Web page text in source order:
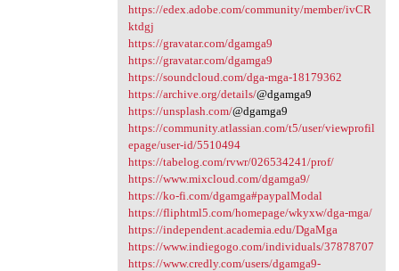
https://edex.adobe.com/community/member/ivCR
ktdgj
https://gravatar.com/dgamga9
https://gravatar.com/dgamga9
https://soundcloud.com/dga-mga-18179362
https://archive.org/details/@dgamga9
https://unsplash.com/@dgamga9
https://community.atlassian.com/t5/user/viewprofil
epage/user-id/5510494
https://tabelog.com/rvwr/026534241/prof/
https://www.mixcloud.com/dgamga9/
https://ko-fi.com/dgamga#paypalModal
https://fliphtml5.com/homepage/wkyxw/dga-mga/
https://independent.academia.edu/DgaMga
https://www.indiegogo.com/individuals/37878707
https://www.credly.com/users/dgamga9-